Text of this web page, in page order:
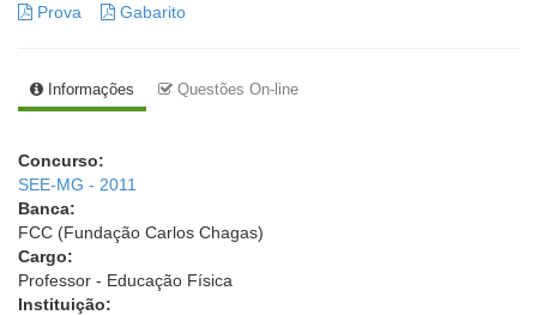
Prova Gabarito
Informações Questões On-line
Concurso:
SEE-MG - 2011
Banca:
FCC (Fundação Carlos Chagas)
Cargo:
Professor - Educação Física
Instituição: